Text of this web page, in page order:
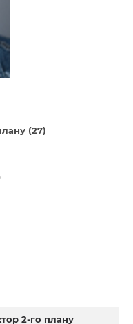
(27)
2-го плану